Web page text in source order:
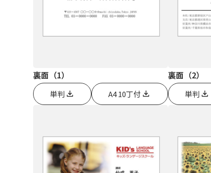
裏面（1）
単判 A4 10丁付
裏面（2）
単判